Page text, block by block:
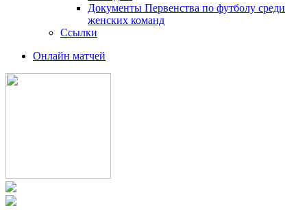
Документы Первенства по футболу среди
женских команд
Ссылки
Онлайн матчей